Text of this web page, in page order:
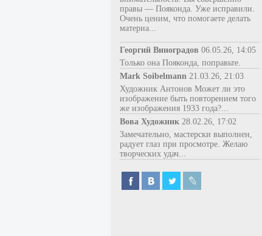
правы — Пояконда. Уже исправили.
Очень ценим, что помогаете делать
материа...
Георгий Виноградов 06.05.26, 14:05
Только она Пояконда, поправьте.
Mark Soibelmann 21.03.26, 21:03
Художник Антонов Может ли это
изображение быть повторением того
же изображения 1933 года?...
Вова Художник 28.02.26, 17:02
Замечательно, мастерски выполнен,
радует глаз при просмотре. Желаю
творческих удач...